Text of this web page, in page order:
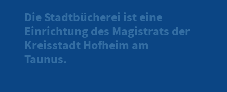
Die Stadtbücherei ist eine
Einrichtung des Magistrats der
Kreisstadt Hofheim am
Taunus.